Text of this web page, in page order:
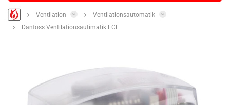
Ventilation
Ventilationsautomatik
Danfoss Ventilationsautimatik ECL